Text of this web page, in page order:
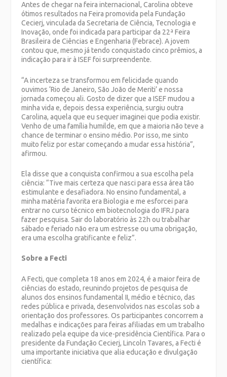
Antes de chegar na feira internacional, Carolina obteve
ótimos resultados na Feira promovida pela Fundação
Cecierj, vinculada da Secretaria de Ciência, Tecnologia e
Inovação, onde foi indicada para participar da 22ª Feira
Brasileira de Ciências e Engenharia (Febrace). A jovem
contou que, mesmo já tendo conquistado cinco prêmios, a
indicação para ir à ISEF foi surpreendente.
“A incerteza se transformou em felicidade quando
ouvimos ‘Rio de Janeiro, São João de Meriti’ e nossa
jornada começou ali. Gosto de dizer que a ISEF mudou a
minha vida e, depois dessa experiência, surgiu outra
Carolina, aquela que eu sequer imaginei que podia existir.
Venho de uma família humilde, em que a maioria não teve a
chance de terminar o ensino médio. Por isso, me sinto
muito feliz por estar começando a mudar essa história”,
afirmou.
Ela disse que a conquista confirmou a sua escolha pela
ciência: “Tive mais certeza que nasci para essa área tão
estimulante e desafiadora. No ensino fundamental, a
minha matéria favorita era Biologia e me esforcei para
entrar no curso técnico em biotecnologia do IFRJ para
fazer pesquisa. Sair do laboratório às 22h ou trabalhar
sábado e feriado não era um estresse ou uma obrigação,
era uma escolha gratificante e feliz”.
Sobre a Fecti
A Fecti, que completa 18 anos em 2024, é a maior feira de
ciências do estado, reunindo projetos de pesquisa de
alunos dos ensinos fundamental II, médio e técnico, das
redes pública e privada, desenvolvidos nas escolas sob a
orientação dos professores. Os participantes concorrem a
medalhas e indicações para feiras afiliadas em um trabalho
realizado pela equipe da vice-presidência Científica. Para o
presidente da Fundação Cecierj, Lincoln Tavares, a Fecti é
uma importante iniciativa que alia educação e divulgação
científica: